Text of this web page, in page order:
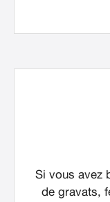
Si vous avez
de gravats,